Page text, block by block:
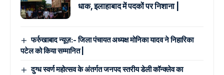
धाक, इलाहाबाद में पदकों पर निशाना |
फर्रुखाबाद न्यूज़:- जिला पंचायत अध्यक्ष मोनिका यादव ने निहारिका
पटेल को किया सम्मानित |
दुग्ध स्वर्ण महोत्सव के अंतर्गत जनपद स्तरीय डेली कॉन्क्लेव का